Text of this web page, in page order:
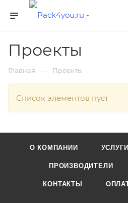
Проекты
Главная — Проекты
Список элементов пуст
О КОМПАНИИ УСЛУГИ
ПРОИЗВОДИТЕЛИ
КОНТАКТЫ